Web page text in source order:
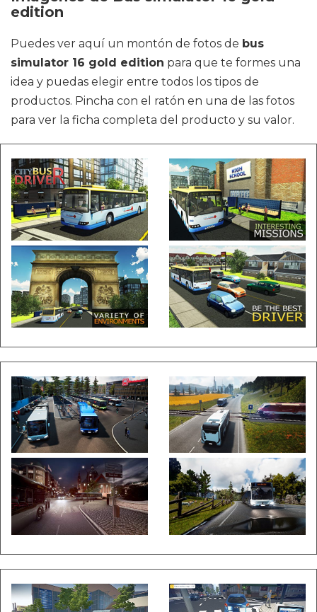
edition
Puedes ver aquí un montón de fotos de bus
simulator 16 gold edition para que te formes una
idea y puedas elegir entre todos los tipos de
productos. Pincha con el ratón en una de las fotos
para ver la ficha completa del producto y su valor.